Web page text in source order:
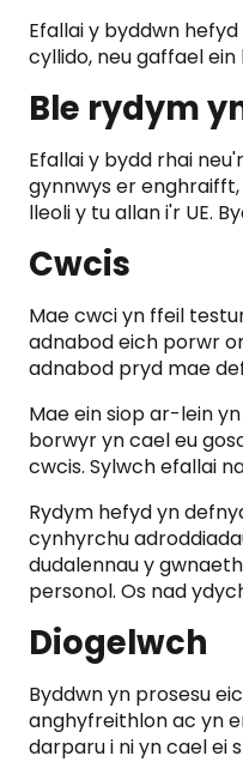
Efallai y byddwn
cyllido, neu gaffael
Ble rydym
Efallai y bydd rhai
gynnwys er
lleoli y tu allan i'r UE.
Cwcis
Mae cwci yn ffeil
adnabod eich porwr
adnabod pryd mae
Mae ein siop ar-lein
borwyr yn cael eu
cwcis. Sylwch efallai
Rydym hefyd yn
cynhyrchu
dudalennau y
personol. Os nad
Diogelwch
Byddwn yn prosesu
anghyfreithlon ac yn
darparu i ni yn cael ei